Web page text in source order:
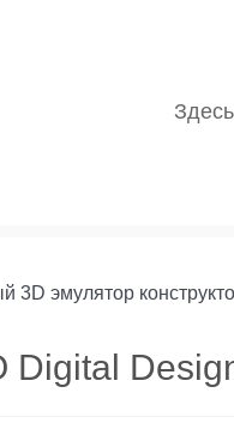
3D эмулятор
Digital